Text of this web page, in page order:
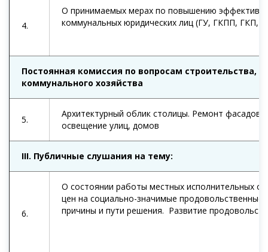
4.
О принимаемых мерах по повышению
коммунальных юридических лиц (ГУ, ГКПП, ГКП,
Постоянная комиссия по вопросам строительства,
коммунального хозяйства
5.
Архитектурный облик столицы. Ремонт фасадов,
освещение улиц, домов
III. Публичные слушания на тему:
6.
О состоянии работы местных исполнительных
цен на социально-значимые
причины и пути решения. Развитие